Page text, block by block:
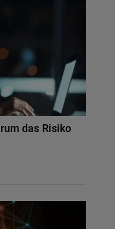
das Risiko